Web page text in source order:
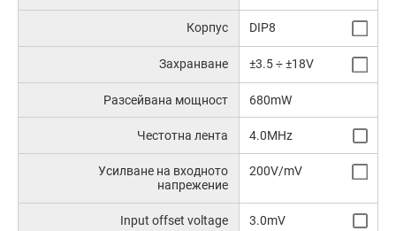
Корпус DIP8
Захранване ±3.5 ÷ ±18V
Разсейвана мощност 680mW
Честотна лента 4.0MHz
Усилване на входното
напрежение
200V/mV
Input offset voltage 3.0mV